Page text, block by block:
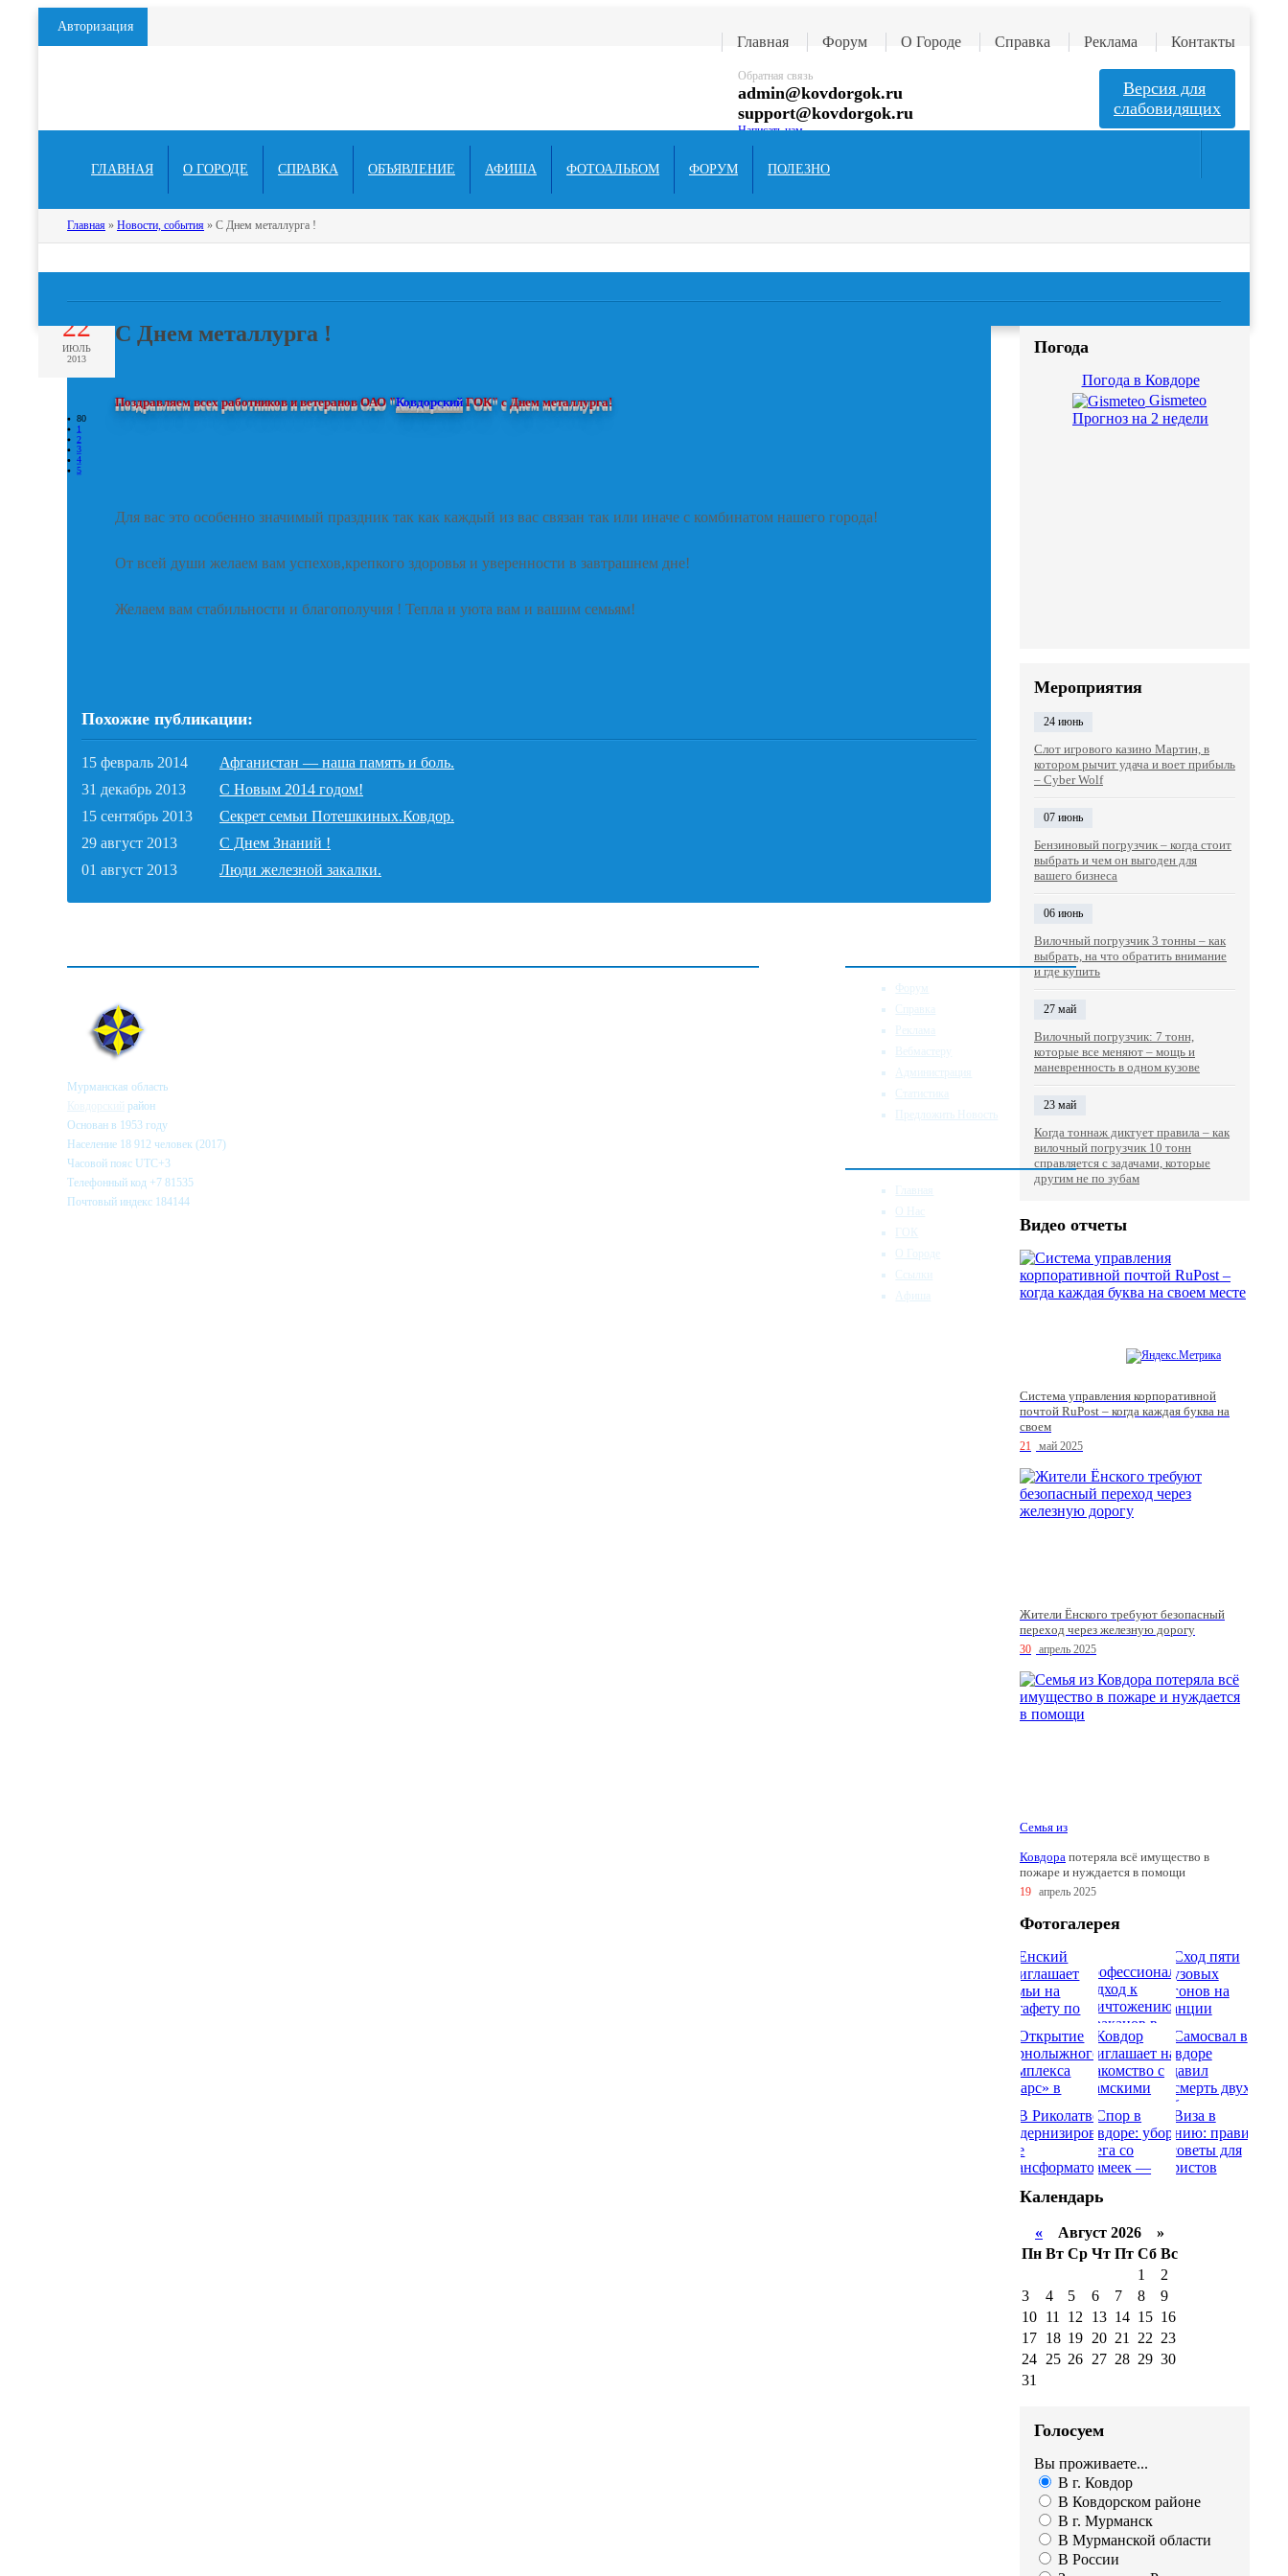
Обратная связь
admin@kovdorgok.ru
support@kovdorgok.ru
Написать нам
Версия для
слабовидящих
Авторизация
Главная Форум О Городе Справка Реклама Контакты
ГЛАВНАЯ О ГОРОДЕ СПРАВКА ОБЪЯВЛЕНИЕ АФИША ФОТОАЛЬБОМ ФОРУМ ПОЛЕЗНО
Главная » Новости, события » C Днем металлурга !
22
ИЮЛЬ
2013
80
1
2
3
4
5
C Днем металлурга !
Поздравляем всех работников и ветеранов ОАО "КовдорскийГОК" с Днем металлурга!
Для вас это особенно значимый праздник так как каждый из вас связан так или иначе с комбинатом нашего города!
От всей души желаем вам успехов,крепкого здоровья и уверенности в завтрашнем дне!
Желаем вам стабильности и благополучия ! Тепла и уюта вам и вашим семьям!
Похожие публикации:
15 февраль 2014
Афганистан — наша память и боль.
31 декабрь 2013
С Новым 2014 годом!
15 сентябрь 2013
Секрет семьи Потешкиных.Ковдор.
29 август 2013
С Днем Знаний !
01 август 2013
Люди железной закалки.
Погода
Погода в Ковдоре
Gismeteo
Прогноз на 2 недели
Мероприятия
24 июнь
Слот игрового казино Мартин, в
котором рычит удача и воет прибыль
– Cyber Wolf
07 июнь
Бензиновый погрузчик – когда стоит
выбрать и чем он выгоден для
вашего бизнеса
06 июнь
Вилочный погрузчик 3 тонны – как
выбрать, на что обратить внимание
и где купить
27 май
Вилочный погрузчик: 7 тонн,
которые все меняют – мощь и
маневренность в одном кузове
23 май
Когда тоннаж диктует правила – как
вилочный погрузчик 10 тонн
справляется с задачами, которые
другим не по зубам
Видео отчеты
Система управления корпоративной
почтой RuPost – когда каждая буква на
своем
21 май 2025
Жители Ёнского требуют безопасный
переход через железную дорогу
30 апрель 2025
Семья из
Ковдора потеряла всё имущество в
пожаре и нуждается в помощи
19 апрель 2025
Фотогалерея
Календарь
« Август 2026 »
Пн Вт Ср Чт Пт Сб Вс
1
2
3
4 5 6 7 8
9
10 11 12 13 14 15 16
17 18 19 20 21 22 23
24 25 26 27 28 29 30
31
Голосуем
Вы проживаете...
В г. Ковдор
В Ковдорском районе
В г. Мурманск
В Мурманской области
В России
Мурманская область
Ковдорский район
Основан в 1953 году
Население 18 912 человек (2017)
Часовой пояс UTC+3
Телефонный код +7 81535
Почтовый индекс 184144
Форум
Справка
Реклама
Вебмастеру
Администрация
Статистика
Предложить Новость
Главная
О Нас
ГОК
О Городе
Ссылки
Афиша